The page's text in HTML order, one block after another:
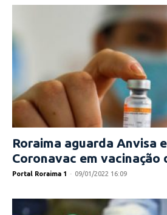
Roraima aguarda Anvisa
Coronavac em vacinação
Portal Roraima 1 - 09/01/2022 16:09